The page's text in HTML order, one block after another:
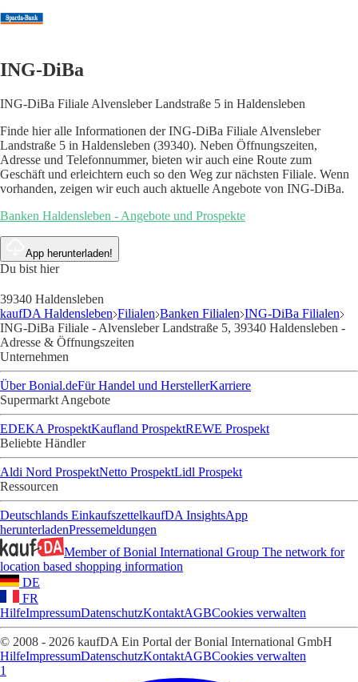
ING-DiBa
ING-DiBa Filiale Alvensleber Landstraße 5 in Haldensleben
Finde hier alle Informationen der ING-DiBa Filiale Alvensleber
Landstraße 5 in Haldensleben (39340). Neben Öffnungszeiten,
Adresse und Telefonnummer, bieten wir auch eine Route zum
Geschäft und erleichtern euch so den Weg zur nächsten Filiale. Wenn
vorhanden, zeigen wir euch auch aktuelle Angebote von ING-DiBa.
Banken Haldensleben - Angebote und Prospekte
App herunterladen!
Du bist hier
39340 Haldensleben
kaufDA Haldensleben Filialen Banken Filialen ING-DiBa Filialen
ING-DiBa Filiale - Alvensleber Landstraße 5, 39340 Haldensleben -
Adresse & Öffnungszeiten
Unternehmen
Über Bonial.deFür Handel und HerstellerKarriere
Supermarkt Angebote
EDEKA ProspektKaufland ProspektREWE Prospekt
Beliebte Händler
Aldi Nord ProspektNetto ProspektLidl Prospekt
Ressourcen
Deutschlands EinkaufszettelkaufDA InsightsApp
herunterladenPressemeldungen
Member of Bonial International Group The network for
location based shopping information
DE
FR
HilfeImpressumDatenschutzKontaktAGBCookies verwalten
© 2008 - 2026 kaufDA Ein Portal der Bonial International GmbH
HilfeImpressumDatenschutzKontaktAGBCookies verwalten
1